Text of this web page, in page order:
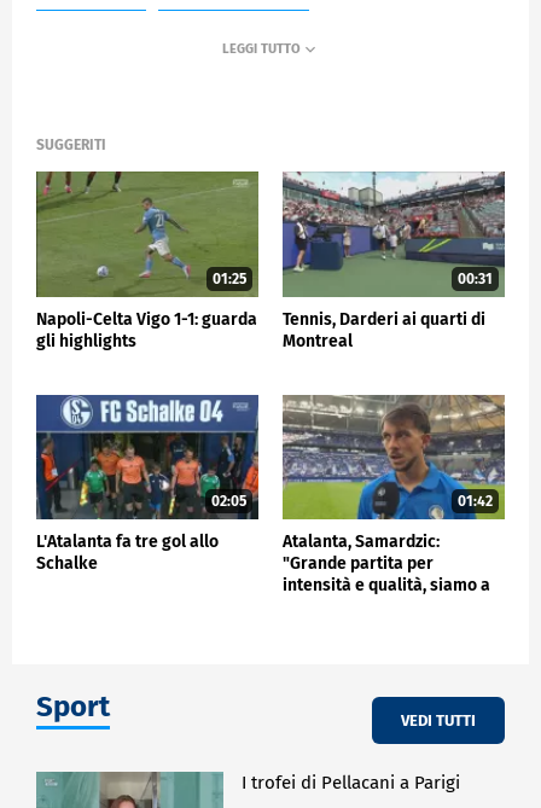
SUGGERITI
01:25
Napoli-Celta Vigo 1-1: guarda
gli highlights
00:31
Tennis, Darderi ai quarti di
Montreal
02:05
L'Atalanta fa tre gol allo
Schalke
01:42
Atalanta, Samardzic:
"Grande partita per
intensità e qualità, siamo a
Sport VEDI TUTTI
I trofei di Pellacani a Parigi